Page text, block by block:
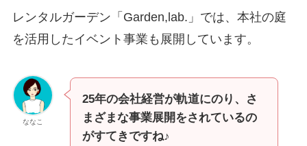
レンタルガーデン「Garden,lab.」では、本社の庭
を活用したイベント事業も展開しています。
ななこ
25年の会社経営が軌道にのり、さ
まざまな事業展開をされているの
がすてきですね♪